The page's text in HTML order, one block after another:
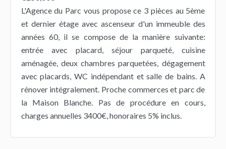
L'Agence du Parc vous propose ce 3 pièces au 5ème
et dernier étage avec ascenseur d'un immeuble des
années 60, il se compose de la manière suivante:
entrée avec placard, séjour parqueté, cuisine
aménagée, deux chambres parquetées, dégagement
avec placards, WC indépendant et salle de bains. A
rénover intégralement. Proche commerces et parc de
la Maison Blanche. Pas de procédure en cours,
charges annuelles 3400€, honoraires 5% inclus.